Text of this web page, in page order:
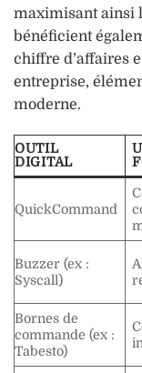
maximisant ainsi
bénéficient
chiffre d’affaires
entreprise,
moderne.
OUTIL
DIGITAL
QuickCommand
Buzzer (ex :
Syscall)
Bornes de
commande (ex :
Tabesto)